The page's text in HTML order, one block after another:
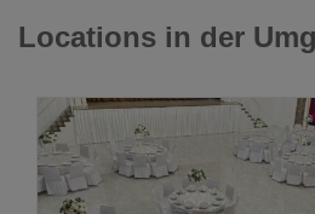
Locations in der